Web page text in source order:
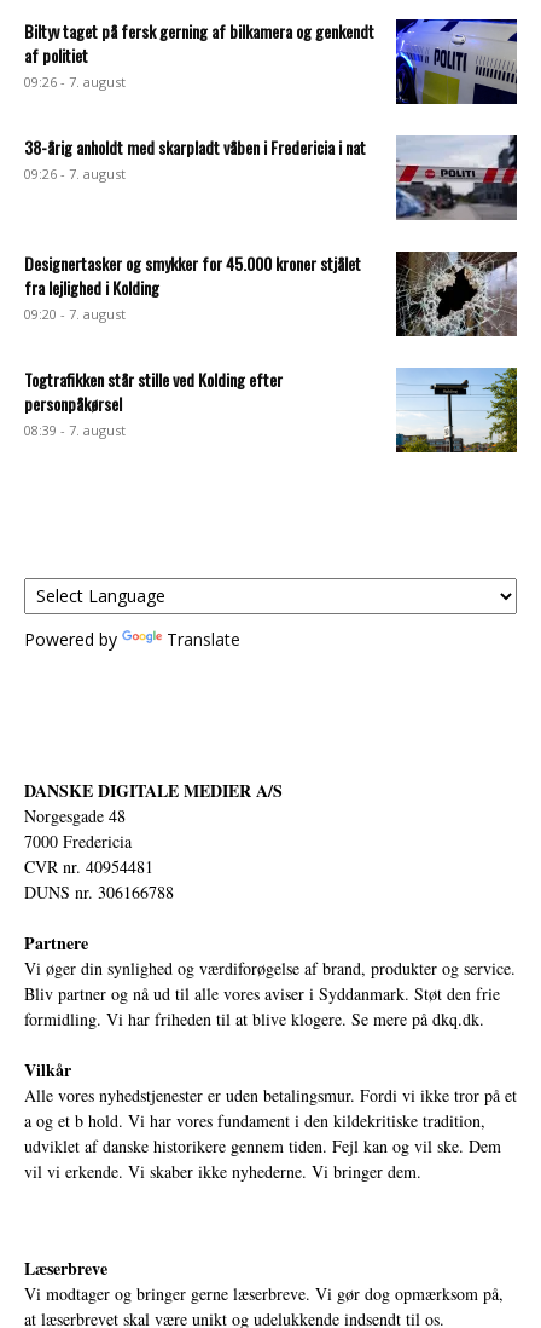
Biltyv taget på fersk gerning af bilkamera og genkendt
af politiet
09:26 - 7. august
38-årig anholdt med skarpladt våben i Fredericia i nat
09:26 - 7. august
Designertasker og smykker for 45.000 kroner stjålet
fra lejlighed i Kolding
09:20 - 7. august
Togtrafikken står stille ved Kolding efter
personpåkørsel
08:39 - 7. august
Powered by Translate
DANSKE DIGITALE MEDIER A/S
Norgesgade 48
7000 Fredericia
CVR nr. 40954481
DUNS nr. 306166788
Partnere
Vi øger din synlighed og værdiforøgelse af brand, produkter og service.
Bliv partner og nå ud til alle vores aviser i Syddanmark. Støt den frie
formidling. Vi har friheden til at blive klogere. Se mere på dkq.dk.
Vilkår
Alle vores nyhedstjenester er uden betalingsmur. Fordi vi ikke tror på et
a og et b hold. Vi har vores fundament i den kildekritiske tradition,
udviklet af danske historikere gennem tiden. Fejl kan og vil ske. Dem
vil vi erkende. Vi skaber ikke nyhederne. Vi bringer dem.
Læserbreve
Vi modtager og bringer gerne læserbreve. Vi gør dog opmærksom på,
at læserbrevet skal være unikt og udelukkende indsendt til os.